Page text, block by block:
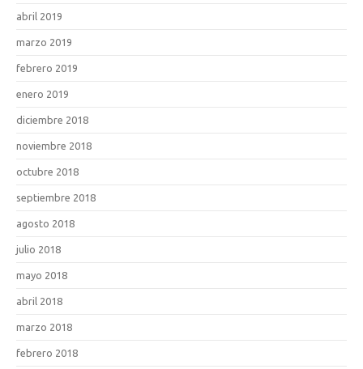
abril 2019
marzo 2019
febrero 2019
enero 2019
diciembre 2018
noviembre 2018
octubre 2018
septiembre 2018
agosto 2018
julio 2018
mayo 2018
abril 2018
marzo 2018
febrero 2018